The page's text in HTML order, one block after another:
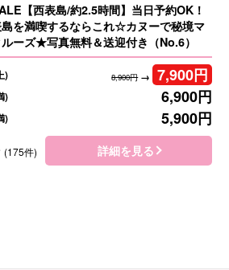
【西表島/約2.5時間】当日予約OK！
を満喫するならこれ☆カヌーで秘境マ
ーズ★写真無料＆送迎付き（No.6）
) 8,900円→ 7,900円
) 6,900円
) 5,900円
(175件) 詳細を見る